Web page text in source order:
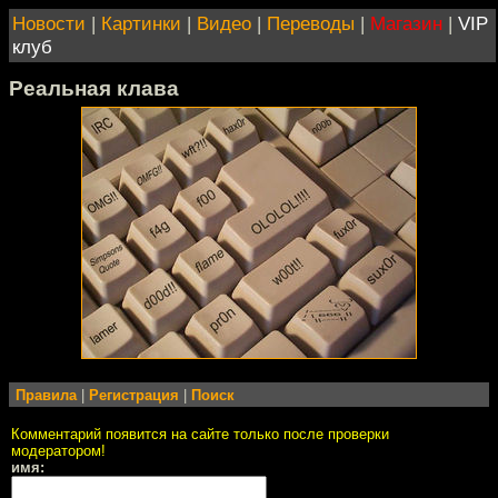
Новости | Картинки | Видео | Переводы | Магазин | VIP
клуб
Реальная клава
Правила Регистрация Поиск
Комментарий появится на сайте только после проверки
модератором!
имя: